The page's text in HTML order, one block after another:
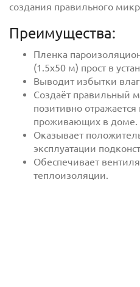
сполитикой
персональных данных
с политикой
и даю согласие
создания правильного
Преимущества:
Пленка
(1.5х50 м) прост в
Выводит избытки
Создаёт правильный
позитивно
проживающих в доме.
Оказывает
эксплуатации
Обеспечивает
теплоизоляции.